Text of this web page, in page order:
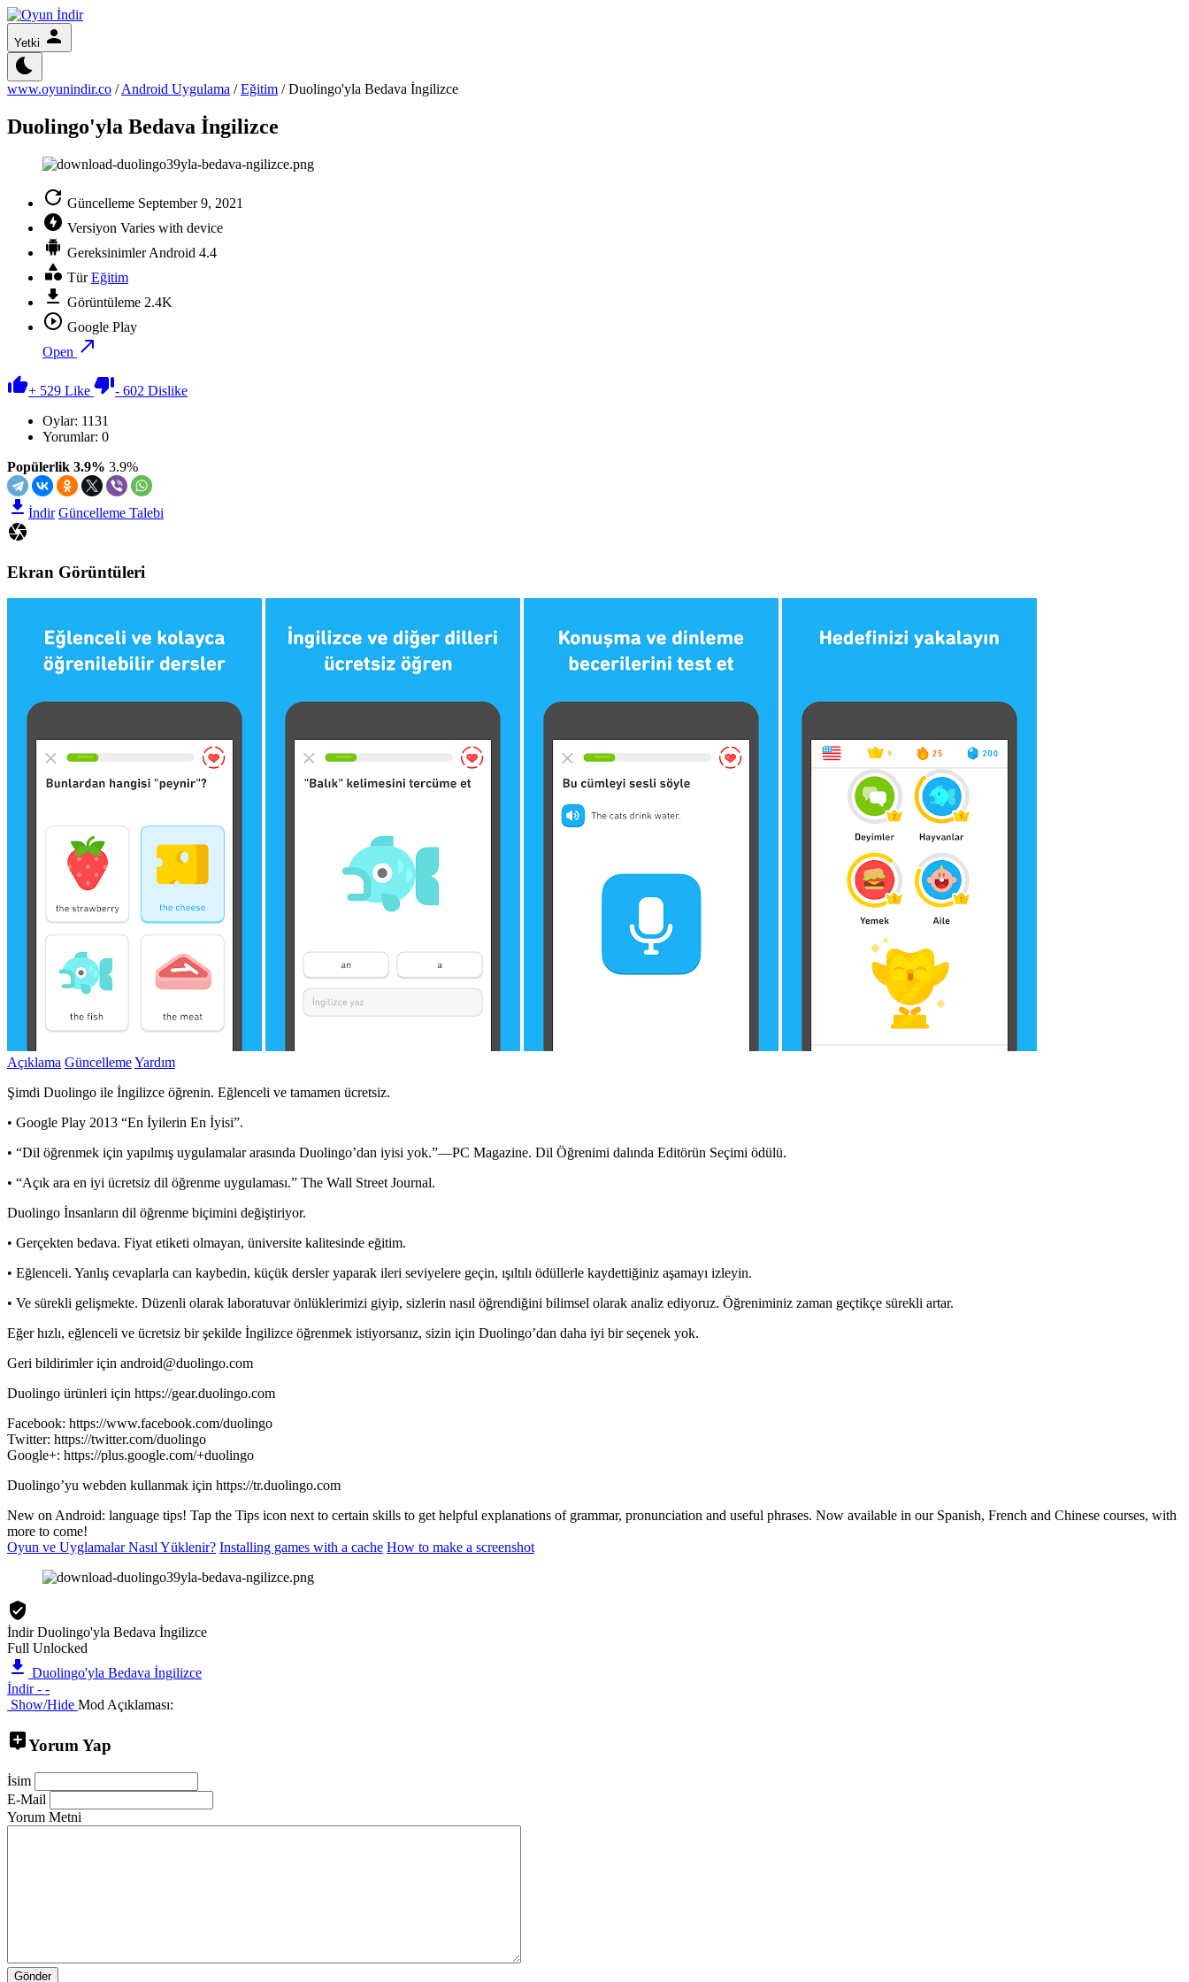
Yetki
www.oyunindir.co /Android Uygulama /Eğitim /Duolingo'yla Bedava İngilizce
Duolingo'yla Bedava İngilizce
Güncelleme September 9, 2021
Versiyon Varies with device
Gereksinimler Android 4.4
Tür Eğitim
Görüntüleme 2.4K
Google Play
Open
+ 529 Like - 602 Dislike
Oylar: 1131
Yorumlar: 0
Popülerlik 3.9% 3.9%
İndir Güncelleme Talebi
Ekran Görüntüleri
Açıklama GüncellemeYardım
Şimdi Duolingo ile İngilizce öğrenin. Eğlenceli ve tamamen ücretsiz.
• Google Play 2013 “En İyilerin En İyisi”.
• “Dil öğrenmek için yapılmış uygulamalar arasında Duolingo’dan iyisi yok.”—PC Magazine. Dil Öğrenimi dalında Editörün Seçimi ödülü.
• “Açık ara en iyi ücretsiz dil öğrenme uygulaması.” The Wall Street Journal.
Duolingo İnsanların dil öğrenme biçimini değiştiriyor.
• Gerçekten bedava. Fiyat etiketi olmayan, üniversite kalitesinde eğitim.
• Eğlenceli. Yanlış cevaplarla can kaybedin, küçük dersler yaparak ileri seviyelere geçin, ışıltılı ödüllerle kaydettiğiniz aşamayı izleyin.
• Ve sürekli gelişmekte. Düzenli olarak laboratuvar önlüklerimizi giyip, sizlerin nasıl öğrendiğini bilimsel olarak analiz ediyoruz. Öğreniminiz zaman geçtikçe sürekli artar.
Eğer hızlı, eğlenceli ve ücretsiz bir şekilde İngilizce öğrenmek istiyorsanız, sizin için Duolingo’dan daha iyi bir seçenek yok.
Geri bildirimler için android@duolingo.com
Duolingo ürünleri için https://gear.duolingo.com
Facebook: https://www.facebook.com/duolingo
Twitter: https://twitter.com/duolingo
Google+: https://plus.google.com/+duolingo
Duolingo’yu webden kullanmak için https://tr.duolingo.com
New on Android: language tips! Tap the Tips icon next to certain skills to get helpful explanations of grammar, pronunciation and useful phrases. Now available in our Spanish, French and Chinese courses, with
more to come!
Oyun ve Uyglamalar Nasıl Yüklenir? Installing games with a cache How to make a screenshot
İndir Duolingo'yla Bedava İngilizce
Full Unlocked
Duolingo'yla Bedava İngilizce
İndir - -
Show/Hide Mod Açıklaması:
Yorum Yap
İsim
E-Mail
Yorum Metni
Gönder